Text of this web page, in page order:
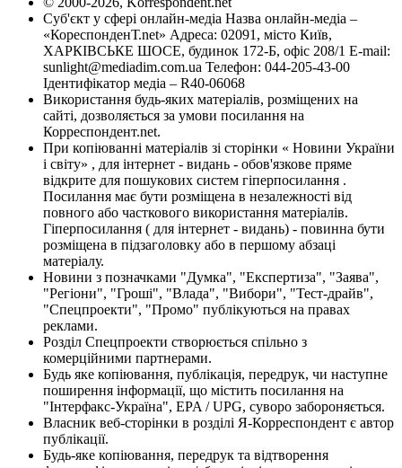
Суб'єкт у сфері онлайн-медіа Назва онлайн-медіа –
«КореспонденТ.net» Адреса: 02091, місто Київ,
ХАРКІВСЬКЕ ШОСЕ, будинок 172-Б, офіс 208/1 E-mail:
sunlight@mediadim.com.ua Телефон: 044-205-43-00
Ідентифікатор медіа – R40-06068
Використання будь-яких матеріалів, розміщених на
сайті, дозволяється за умови посилання на
Корреспондент.net.
При копіюванні матеріалів зі сторінки « Новини України
і світу» , для інтернет - видань - обов'язкове пряме
відкрите для пошукових систем гіперпосилання .
Посилання має бути розміщена в незалежності від
повного або часткового використання матеріалів.
Гіперпосилання ( для інтернет - видань) - повинна бути
розміщена в підзаголовку або в першому абзаці
матеріалу.
Новини з позначками "Думка", "Експертиза", "Заява",
"Регіони", "Гроші", "Влада", "Вибори", "Тест-драйв",
"Спецпроекти", "Промо" публікуються на правах
реклами.
Розділ Спецпроекти створюється спільно з
комерційними партнерами.
Будь яке копіювання, публікація, передрук, чи наступне
поширення інформації, що містить посилання на
"Інтерфакс-Україна", EPA / UPG, суворо забороняється.
Власник веб-сторінки в розділі Я-Корреспондент є автор
публікації.
Будь-яке копіювання, передрук та відтворення